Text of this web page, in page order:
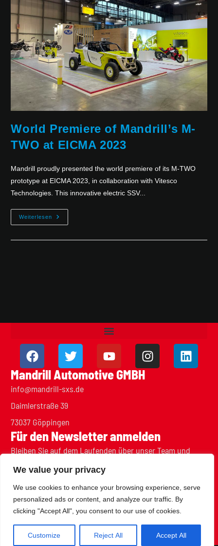
We value your privacy
We use cookies to enhance your browsing experience, serve
personalized ads or content, and analyze our traffic. By
clicking "Accept All", you consent to our use of cookies.
Customize Reject All Accept All
World Premiere of Mandrill’s M-
TWO at EICMA 2023
Mandrill proudly presented the world premiere of its M-TWO
prototype at EICMA 2023, in collaboration with Vitesco
Technologies. This innovative electric SSV...
Weiterlesen
Mandrill Automotive GMBH
info@mandrill-sxs.de
Daimlerstraße 39
73037 Göppingen
Für den Newsletter anmelden
Bleiben Sie auf dem Laufenden über unser Team und
unsere Projekte
SUBSCRIBE